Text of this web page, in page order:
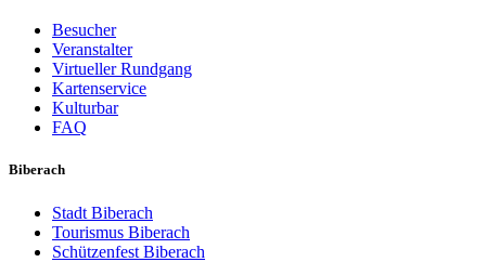
Besucher
Veranstalter
Virtueller Rundgang
Kartenservice
Kulturbar
FAQ
Biberach
Stadt Biberach
Tourismus Biberach
Schützenfest Biberach